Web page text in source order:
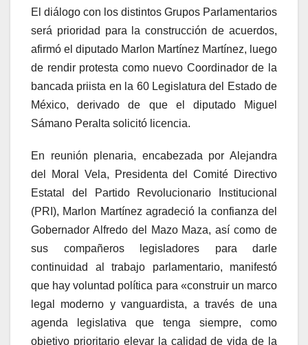
El diálogo con los distintos Grupos Parlamentarios
será prioridad para la construcción de acuerdos,
afirmó el diputado Marlon Martínez Martínez, luego
de rendir protesta como nuevo Coordinador de la
bancada priista en la 60 Legislatura del Estado de
México, derivado de que el diputado Miguel
Sámano Peralta solicitó licencia.
En reunión plenaria, encabezada por Alejandra
del Moral Vela, Presidenta del Comité Directivo
Estatal del Partido Revolucionario Institucional
(PRI), Marlon Martínez agradeció la confianza del
Gobernador Alfredo del Mazo Maza, así como de
sus compañeros legisladores para darle
continuidad al trabajo parlamentario, manifestó
que hay voluntad política para «construir un marco
legal moderno y vanguardista, a través de una
agenda legislativa que tenga siempre, como
objetivo prioritario elevar la calidad de vida de la